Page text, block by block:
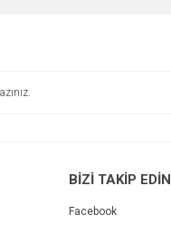
BİZİ TAKİP EDİN
Facebook